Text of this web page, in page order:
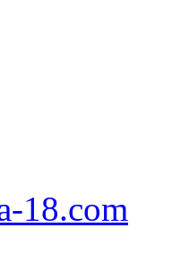
18.com